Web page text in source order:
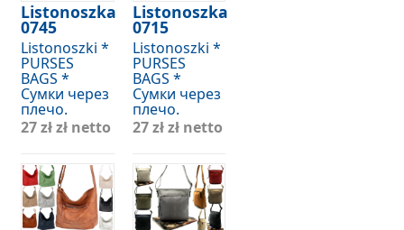
Listonoszka
0745
Listonoszki *
PURSES
BAGS *
Сумки через
плечо.
27 złzł netto
Listonoszka
0715
Listonoszki *
PURSES
BAGS *
Сумки через
плечо.
27 złzł netto